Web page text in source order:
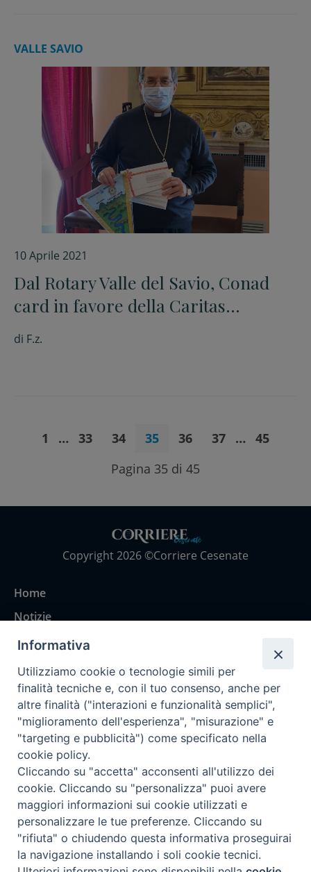
VALLE SAVIO
10 Aprile 2021
Dal Rotary Valle del Savio, Conad
card in favore della Caritas
diocesana
di F.z.
1 … 33 34 35 36 37 … 45
Pagina 35 di 45
Copyright 2026 ©Corriere Cesenate
Home
Notizie
Rubriche
Chi siamo
Come abbonarsi
Contatti
Informativa
Utilizziamo cookie o tecnologie simili per
finalità tecniche e, con il tuo consenso, anche per
altre finalità ("interazioni e funzionalità semplici",
"miglioramento dell'esperienza", "misurazione" e
"targeting e pubblicità") come specificato nella
cookie policy.
Cliccando su "accetta" acconsenti all'utilizzo dei
cookie. Cliccando su "personalizza" puoi avere
maggiori informazioni sui cookie utilizzati e
personalizzare le tue preferenze. Cliccando su
"rifiuta" o chiudendo questa informativa proseguirai
la navigazione installando i soli cookie tecnici.